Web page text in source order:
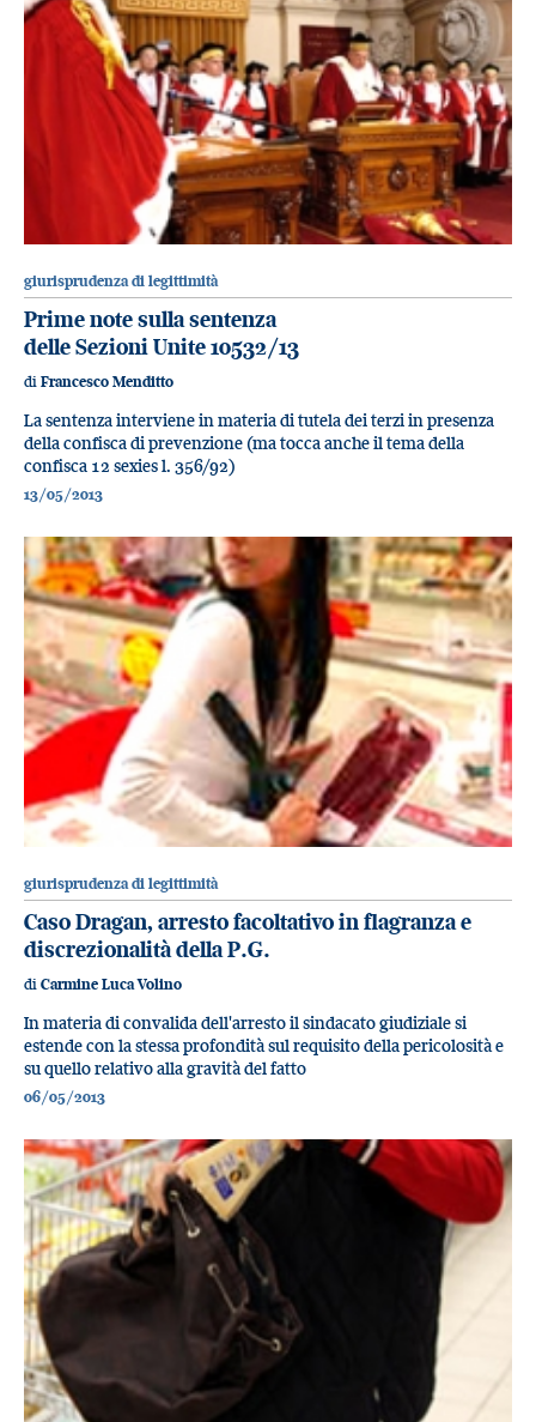
giurisprudenza di legittimità
Prime note sulla sentenza
delle Sezioni Unite 10532/13
di Francesco Menditto
La sentenza interviene in materia di tutela dei terzi in presenza
della confisca di prevenzione (ma tocca anche il tema della
confisca 12 sexies l. 356/92)
13/05/2013
giurisprudenza di legittimità
Caso Dragan, arresto facoltativo in flagranza e
discrezionalità della P.G.
di Carmine Luca Volino
In materia di convalida dell'arresto il sindacato giudiziale si
estende con la stessa profondità sul requisito della pericolosità e
su quello relativo alla gravità del fatto
06/05/2013